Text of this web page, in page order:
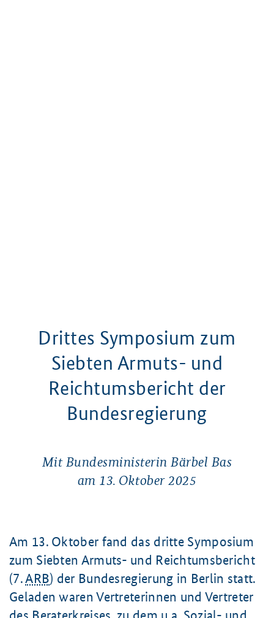
Drittes Symposium zum
Siebten Armuts- und
Reichtumsbericht der
Bundesregierung
Mit Bundesministerin Bärbel Bas
am 13. Oktober2025
Am 13. Oktober fand das dritte Symposium
zum Siebten Armuts- und Reichtumsbericht
(7.ARB) der Bundesregierung in Berlin statt.
Geladen waren Vertreterinnen und Vertreter